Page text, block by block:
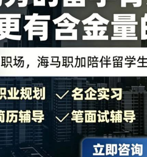
清晰、有数据，不负面、不夸张